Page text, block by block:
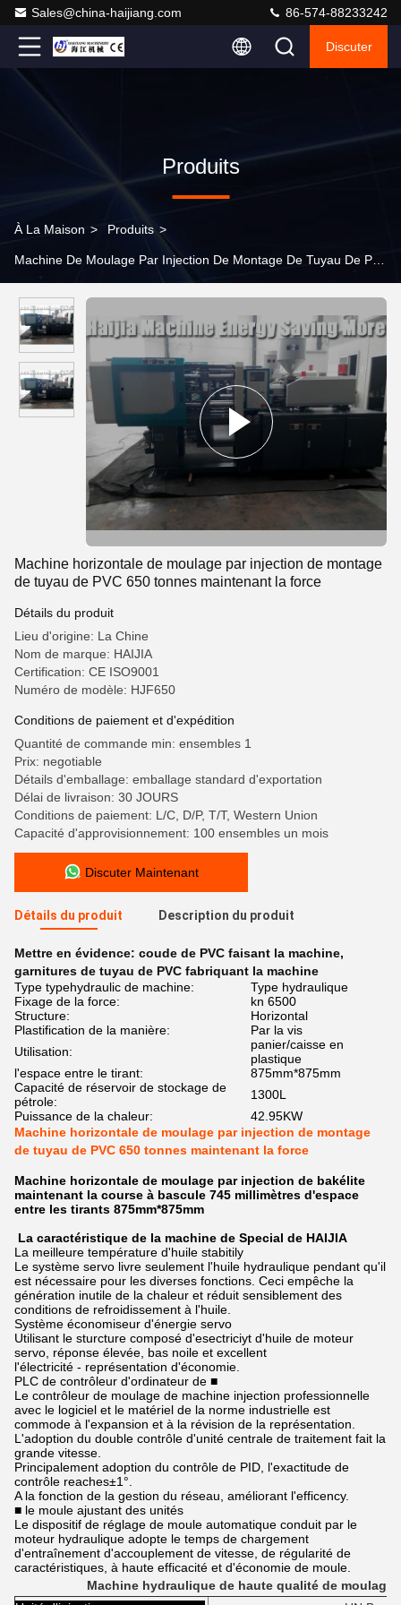
Sales@china-haijiang.com 86-574-88233242
Discuter
Produits
À La Maison > Produits >
Machine De Moulage Par Injection De Montage De Tuyau De PVC
tuyau de PVC 650 tonnes maintenant la force
Machine horizontale de moulage par injection de montage
de tuyau de PVC 650 tonnes maintenant la force
Détails du produit
Lieu d'origine: La Chine
Nom de marque: HAIJIA
Certification: CE ISO9001
Numéro de modèle: HJF650
Conditions de paiement et d'expédition
Quantité de commande min: ensembles 1
Prix: negotiable
Détails d'emballage: emballage standard d'exportation
Délai de livraison: 30 JOURS
Conditions de paiement: L/C, D/P, T/T, Western Union
Capacité d'approvisionnement: 100 ensembles un mois
Discuter Maintenant
Détails du produit Description du produit
Mettre en évidence: coude de PVC faisant la machine,
garnitures de tuyau de PVC fabriquant la machine
Type typehydraulic de machine:
Type hydraulique
Fixage de la force:
kn 6500
Structure:
Horizontal
Plastification de la manière:
Par la vis
Utilisation:
panier/caisse en
plastique
l'espace entre le tirant:
875mm*875mm
Capacité de réservoir de stockage de
pétrole:
1300L
Puissance de la chaleur:
42.95KW
Machine horizontale de moulage par injection de montage
de tuyau de PVC 650 tonnes maintenant la force
Machine horizontale de moulage par injection de bakélite
maintenant la course à bascule 745 millimètres d'espace
entre les tirants 875mm*875mm
La caractéristique de la machine de Special de HAIJIA
La meilleure température d'huile stabitily
Le système servo livre seulement l'huile hydraulique pendant qu'il
est nécessaire pour les diverses fonctions. Ceci empêche la
génération inutile de la chaleur et réduit sensiblement des
conditions de refroidissement à l'huile.
Système économiseur d'énergie servo
Utilisant le sturcture composé d'esectriciyt d'huile de moteur
servo, réponse élevée, bas noile et excellent
l'électricité - représentation d'économie.
PLC de contrôleur d'ordinateur de ■
Le contrôleur de moulage de machine injection professionnelle
avec le logiciel et le matériel de la norme industrielle est
commode à l'expansion et à la révision de la représentation.
L'adoption du double contrôle d'unité centrale de traitement fait la
grande vitesse.
Principalement adoption du contrôle de PID, l'exactitude de
contrôle reaches±1°.
A la fonction de la gestion du réseau, améliorant l'efficency.
■ le moule ajustant des unités
Le dispositif de réglage de moule automatique conduit par le
moteur hydraulique adopte le temps de chargement
d'entraînement d'accouplement de vitesse, de régularité de
caractéristiques, à haute efficacité et d'économie de moule.
Machine hydraulique de haute qualité de moulage